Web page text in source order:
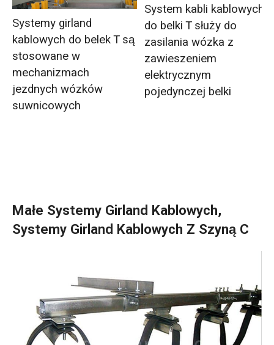
Systemy girland
kablowych do belek T są
stosowane w
mechanizmach
jezdnych wózków
suwnicowych
System kabli kablowych
do belki T służy do
zasilania wózka z
zawieszeniem
elektrycznym
pojedynczej belki
Małe Systemy Girland Kablowych,
Systemy Girland Kablowych Z Szyną C